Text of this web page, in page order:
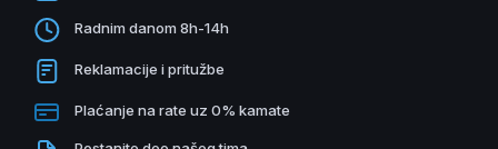
Radnim danom 8h-14h
Reklamacije i pritužbe
Plaćanje na rate uz 0% kamate